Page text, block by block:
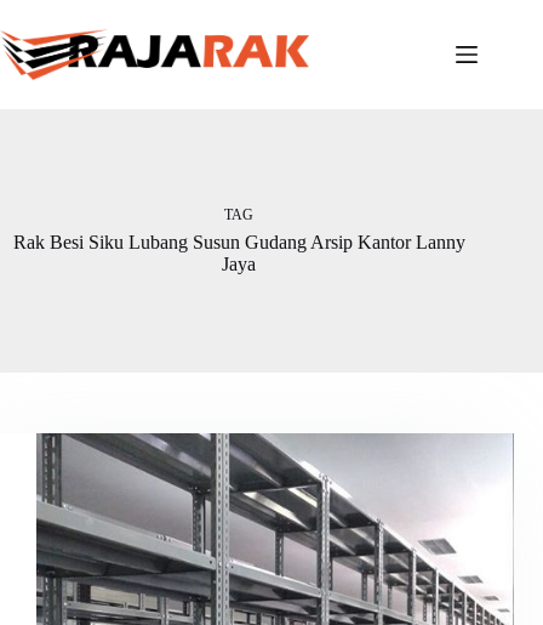
to
content
TAG
Rak Besi Siku Lubang Susun Gudang Arsip Kantor Lanny
Jaya